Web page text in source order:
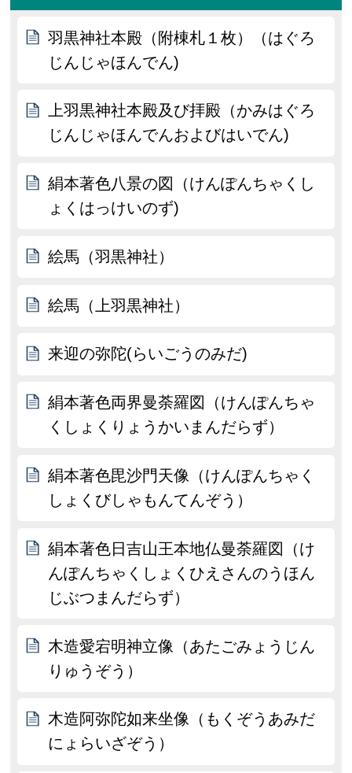
羽黒神社本殿（附棟札１枚）（はぐろ
じんじゃほんでん)
上羽黒神社本殿及び拝殿（かみはぐろ
じんじゃほんでんおよびはいでん)
絹本著色八景の図（けんぽんちゃくし
ょくはっけいのず)
絵馬（羽黒神社）
絵馬（上羽黒神社）
来迎の弥陀(らいごうのみだ)
絹本著色両界曼荼羅図（けんぽんちゃ
くしょくりょうかいまんだらず）
絹本著色毘沙門天像（けんぽんちゃく
しょくびしゃもんてんぞう）
絹本著色日吉山王本地仏曼荼羅図（け
んぽんちゃくしょくひえさんのうほん
じぶつまんだらず）
木造愛宕明神立像（あたごみょうじん
りゅうぞう）
木造阿弥陀如来坐像（もくぞうあみだ
にょらいざぞう）